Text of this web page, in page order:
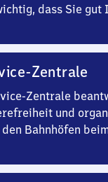
dass Sie gut
Zentrale
Zentrale
und
Bahnhöfen